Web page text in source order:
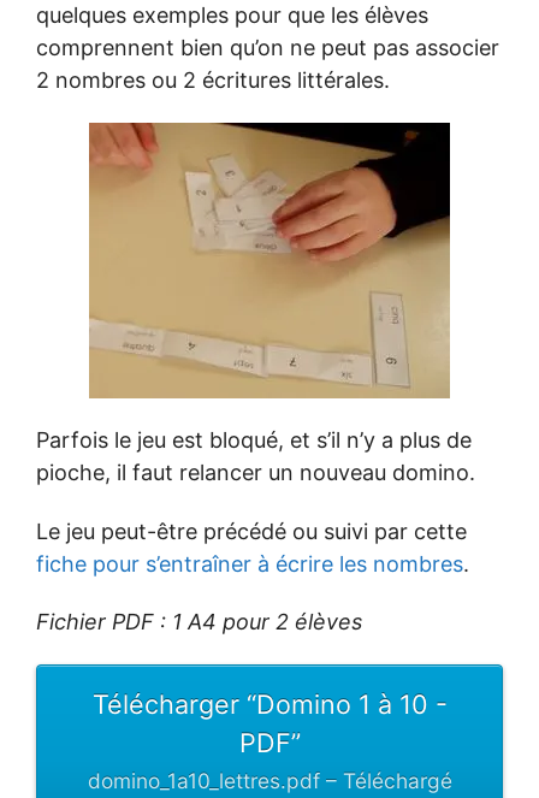
quelques exemples pour que les élèves
comprennent bien qu’on ne peut pas associer
2 nombres ou 2 écritures littérales.
Parfois le jeu est bloqué, et s’il n’y a plus de
pioche, il faut relancer un nouveau domino.
Le jeu peut-être précédé ou suivi par cette
fiche pour s’entraîner à écrire les nombres.
Fichier PDF : 1 A4 pour 2 élèves
Télécharger “Domino 1 à 10 -
PDF”
domino_1a10_lettres.pdf – Téléchargé